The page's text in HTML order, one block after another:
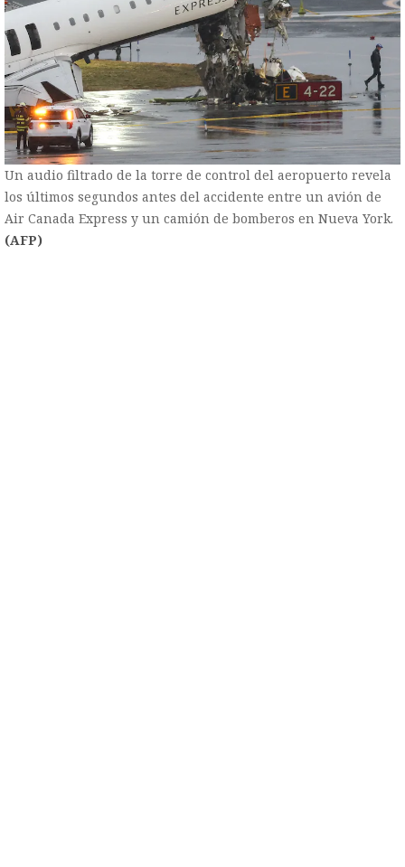
Un audio filtrado de la torre de control del aeropuerto revela
los últimos segundos antes del accidente entre un avión de
Air Canada Express y un camión de bomberos en Nueva York.
(AFP)